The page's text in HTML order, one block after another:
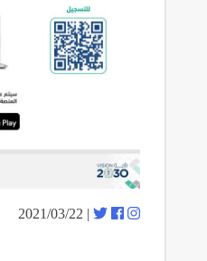
| 2021/03/22